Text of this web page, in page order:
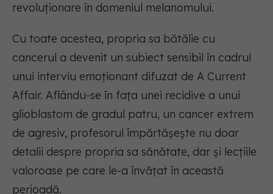
revoluționare în domeniul melanomului.
Cu toate acestea, propria sa bătălie cu
cancerul a devenit un subiect sensibil în cadrul
unui interviu emoționant difuzat de A Current
Affair. Aflându-se în fața unei recidive a unui
glioblastom de gradul patru, un cancer extrem
de agresiv, profesorul împărtășește nu doar
detalii despre propria sa sănătate, dar și lecțiile
valoroase pe care le-a învățat în această
perioadă.